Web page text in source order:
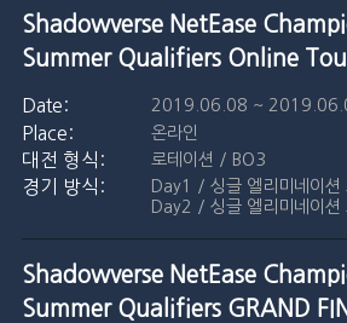
Shadowverse NetEase
Summer Qualifiers Online
2019.06.08 ~
온라인
로테이션 / BO3
Day1 / 싱글 엘리미네이
Day2 / 싱글 엘리미네이
Shadowverse NetEase
Summer Qualifiers GRAND